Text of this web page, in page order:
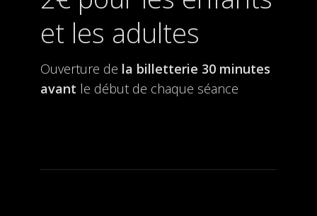
et les adultes
Ouverture de la billetterie 30 minutes
avant le début de chaque séance